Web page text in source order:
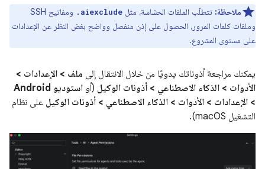
ملاحظة: تتطلّب الملفات الحسّاسة، مثل .aiexclude
ومفاتيح SSH
وملفات كلمات المرور، الحصول على إذن منفصل وواضح بغض النظر عن الإعدادات
على مستوى المشروع.
يمكنك مراجعة أذوناتك يدويًا من خلال الانتقال إلى ملف > الإعدادات >
الأدوات > الذكاء الاصطناعي > أذونات الوكيل (أو
استوديو Android
> الإعدادات > الأدوات > الذكاء الاصطناعي > أذونات الوكيل على نظام
التشغيل macOS).